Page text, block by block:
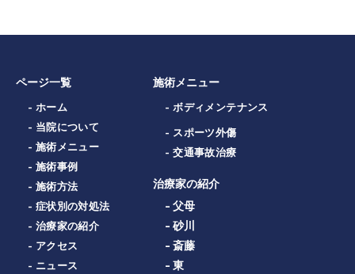
ページ一覧
- ホーム
- 当院について
- 施術メニュー
- 施術事例
- 施術方法
- 症状別の対処法
- 治療家の紹介
- アクセス
- ニュース
施術メニュー
- ボディメンテナンス
- スポーツ外傷
- 交通事故治療
治療家の紹介
- 父母
- 砂川
- 斎藤
- 東